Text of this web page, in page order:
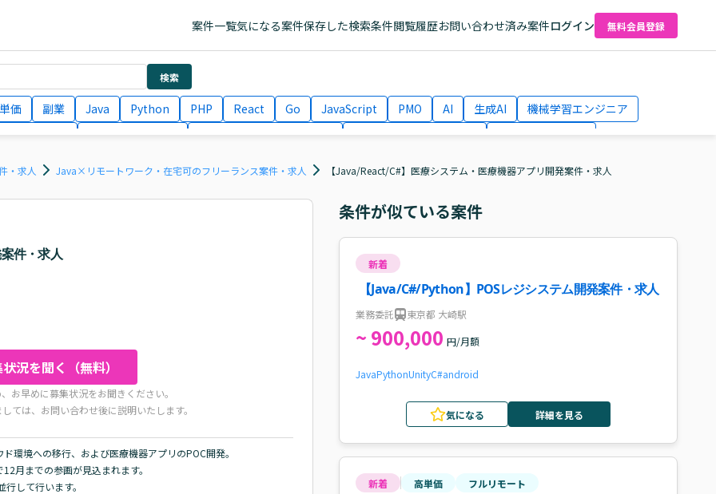
案件一覧気になる案件保存した検索条件閲覧履歴お問い合わせ済み案件ログイン 無料会員登録
検索
価 副業 Java Python PHP React Go JavaScript PMO AI 生成AI
機械学習エンジニア
月収100万円 業務委託
・求人 Java×リモートワーク・在宅可のフリーランス案件・求人 【Java/React/C#】医療システム・医療機器アプリ開発案件・求人
件・求人
況を聞く（無料）
お早めに募集状況をお聞きください。
ては、お問い合わせ後に説明いたします。
環境への移行、および医療機器アプリのPOC開発。
月までの参画が見込まれます。
して行います。
条件が似ている案件
新着
【Java/C#/Python】POSレジシステム開発案件・求人
業務委託 東京都 大崎駅
~ 900,000 円/月額
JavaPythonUnityC#android
気になる 詳細を見る
新着 高単価 フルリモート